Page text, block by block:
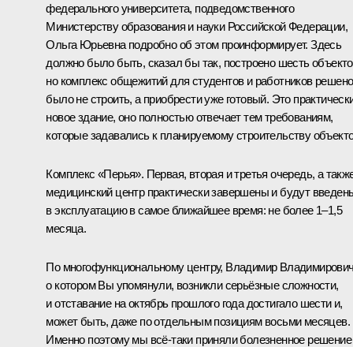
федерального университета, подведомственного
Министерству образования и науки Российской Федерации,
Ольга Юрьевна подробно об этом проинформирует. Здесь
должно было быть, сказал бы так, построено шесть
но комплекс общежитий для студентов и работников решено
было не строить, а приобрести уже готовый. Это
новое здание, оно полностью отвечает тем требованиям,
которые задавались к планируемому строительству
Комплекс «Перья». Первая, вторая и третья очередь, а
медицинский центр практически завершены и будут
в эксплуатацию в самое ближайшее время: не более 1–1,5
месяца.
По многофункциональному центру, Владимир
о котором Вы упомянули, возникли серьёзные сложности,
и отставание на октябрь прошлого года достигало шести и,
может быть, даже по отдельным позициям восьми месяцев.
Именно поэтому мы всё-таки приняли болезненное решение